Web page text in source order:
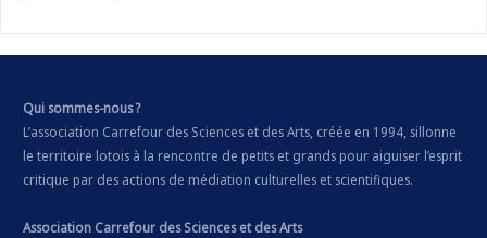
Qui sommes-nous ?
L’association Carrefour des Sciences et des Arts, créée en 1994, sillonne
le territoire lotois à la rencontre de petits et grands pour aiguiser l’esprit
critique par des actions de médiation culturelles et scientifiques.
Association Carrefour des Sciences et des Arts